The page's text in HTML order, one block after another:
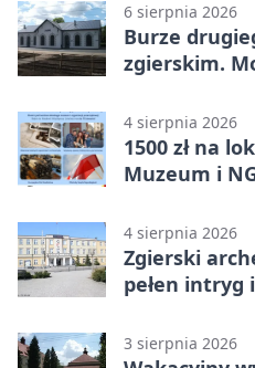
6 sierpnia 2026
Burze
zgierskim.
4 sierpnia 2026
1500 zł na
Muzeum i
4 sierpnia 2026
Zgierski
pełen intryg
3 sierpnia 2026